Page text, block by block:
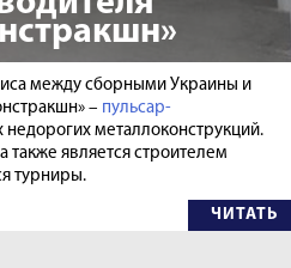
между сборными Украины и
– пульсар-
недорогих металлоконструкций.
является строителем
турниры.
ЧИТАТЬ